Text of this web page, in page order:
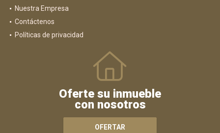
Nuestra Empresa
Contáctenos
Políticas de privacidad
Oferte su inmueble
con nosotros
OFERTAR